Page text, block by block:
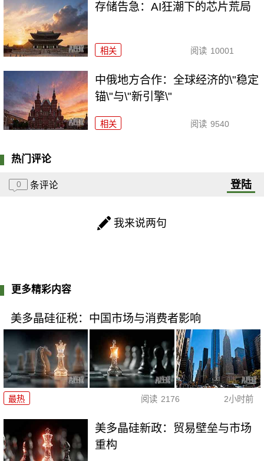
存储告急：AI狂潮下的芯片荒局
相关 阅读 10001
中俄地方合作：全球经济的\"稳定
锚\"与\"新引擎\"
相关 阅读 9540
热门评论
0 条评论 登陆
我来说两句
更多精彩内容
美多晶硅征税：中国市场与消费者影响
最热 阅读 2176 2小时前
美多晶硅新政：贸易壁垒与市场
重构